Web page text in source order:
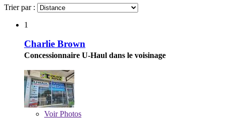
Trier par :
1
Charlie Brown
Concessionnaire U-Haul dans le voisinage
VoirPhotos